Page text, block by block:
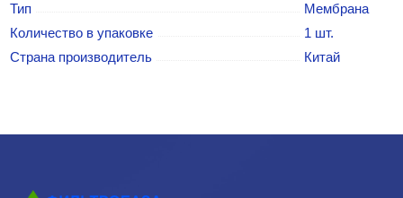
Тип
Мембрана
Количество в упаковке
1 шт.
Страна производитель
Китай